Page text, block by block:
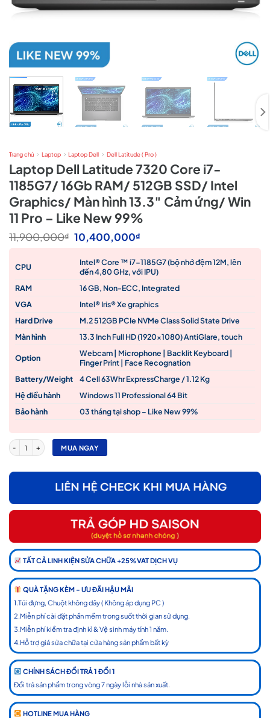
Trang chủ Laptop Laptop Dell Dell Latitude ( Pro )
Laptop Dell Latitude 7320 Core i7-
1185G7/ 16Gb RAM/ 512GB SSD/ Intel
Graphics/ Màn hình 13.3″ Cảm ứng/ Win
11 Pro – Like New 99%
11,900,000₫ Giá
gốc
11,900,000₫.
10,400,000₫Giá
là:
10,400,000₫.
CPU
Intel® Core ™ i7-1185G7 (bộ nhớ đệm 12M, lên
đến 4,80 GHz, với IPU)
RAM
16 GB, Non-ECC, Integrated
VGA
Intel® Iris® Xe graphics
Hard Drive
M.2 512GB PCIe NVMe Class Solid State Drive
Màn hình
13.3 Inch Full HD (1920×1080) AntiGlare, touch
Option
Webcam | Microphone | Backlit Keyboard |
Finger Print | Face Recognation
Battery/Weight
4 Cell 63Whr ExpressCharge / 1.12 Kg
Hệ điều hành
Windows 11 Professional 64 Bit
Bảo hành
03 tháng tại shop – Like New 99%
Laptop Dell Latitude 7320 Core i7-1185G7/ 16Gb RAM/ 512GB SSD/ Intel Graphics/ Màn
MUA NGAY
TẤT CẢ LINH KIỆN SỬA CHỮA +25%VAT DỊCH VỤ
QUÀ TẶNG KÈM - ƯU ĐÃI HẬU MÃI
1.Túi đựng, Chuột không dây ( Không áp dụng PC )
2.Miễn phí cài đặt phần mềm trong suốt thời gian sử dụng.
3.Miễn phí kiểm tra định kì & Vệ sinh máy tính 1 năm.
4.Hỗ trợ giá sửa chữa tại cửa hàng sản phẩm bất kỳ
CHÍNH SÁCH ĐỔI TRẢ 1 ĐỔI 1
Đổi trả sản phẩm trong vòng 7 ngày lỗi nhà sản xuất.
HOTLINE MUA HÀNG